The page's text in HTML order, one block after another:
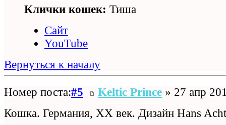
Клички кошек: Тиша
Сайт
YouTube
Вернуться к началу
Номер поста:#5 Keltic Prince » 27 апр
Кошка. Германия, XX век. Дизайн Hans